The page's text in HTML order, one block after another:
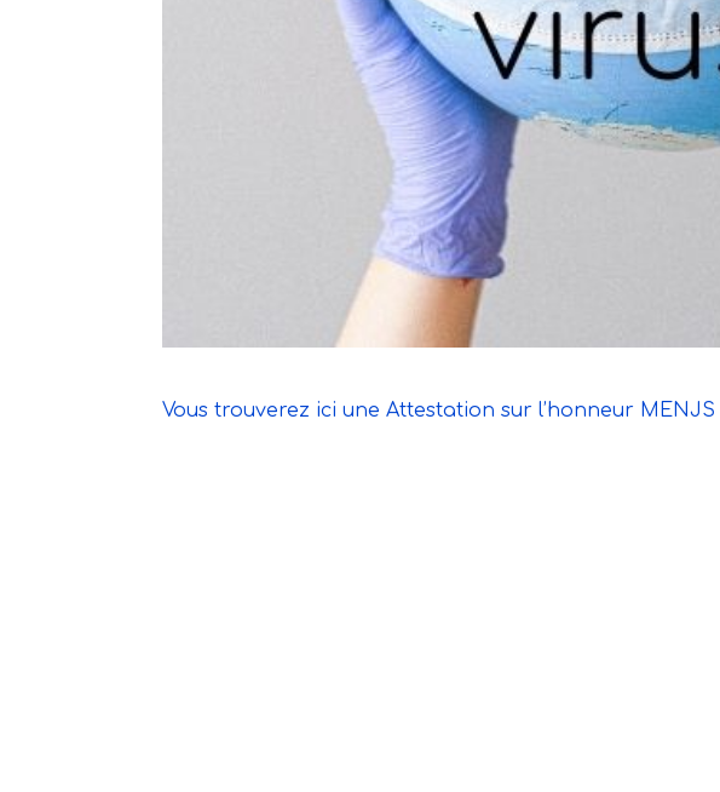
Vous trouverez ici uneAttestation sur l’honneur MENJS